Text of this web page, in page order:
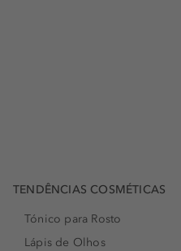
TENDÊNCIAS COSMÉTICAS
Tónico para Rosto
Lápis de Olhos